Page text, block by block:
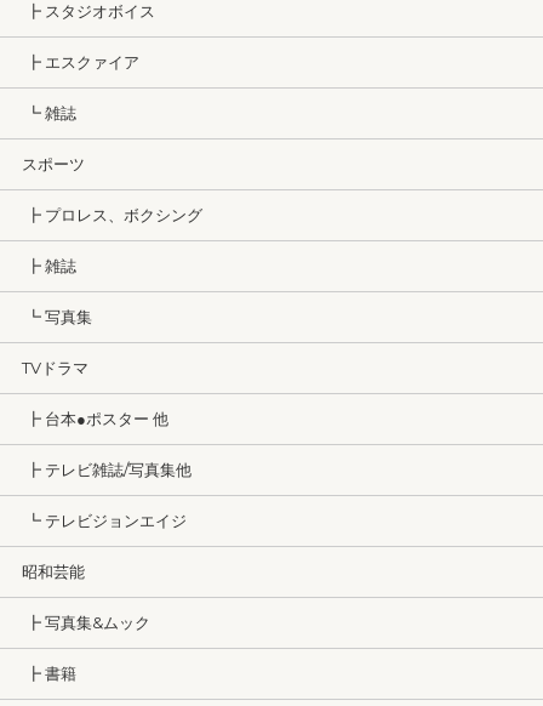
┣ スタジオボイス
┣ エスクァイア
┗ 雑誌
スポーツ
┣ プロレス、ボクシング
┣ 雑誌
┗ 写真集
TVドラマ
┣ 台本●ポスター 他
┣ テレビ雑誌/写真集他
┗ テレビジョンエイジ
昭和芸能
┣ 写真集&ムック
┣ 書籍